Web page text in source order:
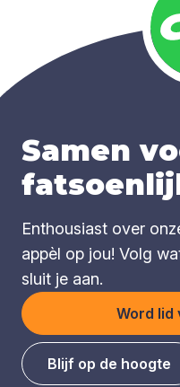
Samen
Enthousiast over
appèl op jou! Volg
sluit je aan.
Word lid
Blijf op de hoogte